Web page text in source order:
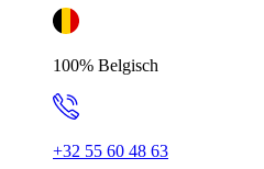
100% Belgisch
+32 55 60 48 63